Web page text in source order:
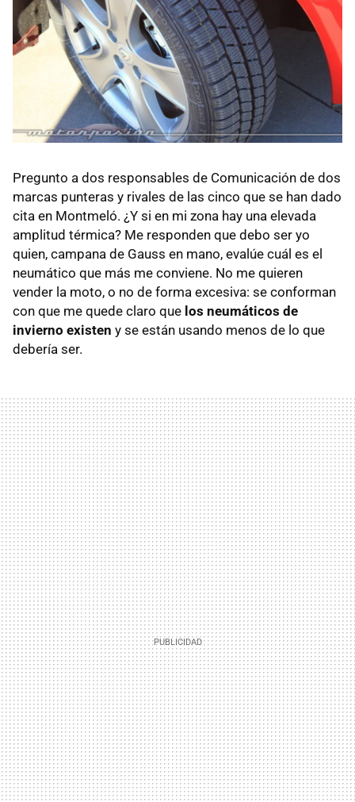
Pregunto a dos responsables de Comunicación de dos
marcas punteras y rivales de las cinco que se han dado
cita en Montmeló. ¿Y si en mi zona hay una elevada
amplitud térmica? Me responden que debo ser yo
quien, campana de Gauss en mano, evalúe cuál es el
neumático que más me conviene. No me quieren
vender la moto, o no de forma excesiva: se conforman
con que me quede claro que los neumáticos de
invierno existen y se están usando menos de lo que
debería ser.